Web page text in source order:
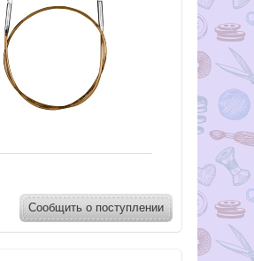
Сообщить о поступлении